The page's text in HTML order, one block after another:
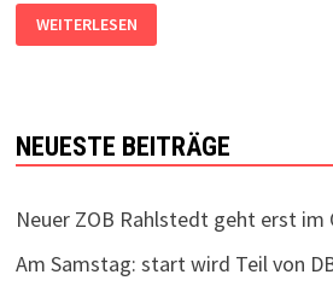
UNFALL
IN
WEITERLESEN
NEUESTE BEITRÄGE
Neuer ZOB Rahlstedt geht erst
Am Samstag: start wird Teil von